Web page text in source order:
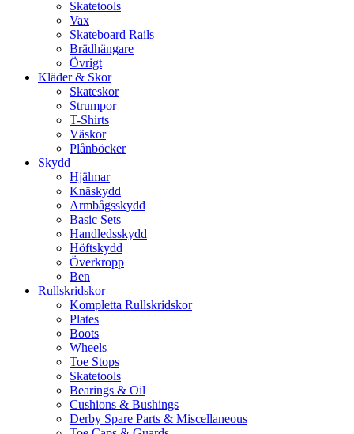
Skatetools
Vax
Skateboard Rails
Brädhängare
Övrigt
Kläder & Skor
Skateskor
Strumpor
T-Shirts
Väskor
Plånböcker
Skydd
Hjälmar
Knäskydd
Armbågsskydd
Basic Sets
Handledsskydd
Höftskydd
Överkropp
Ben
Rullskridskor
Kompletta Rullskridskor
Plates
Boots
Wheels
Toe Stops
Skatetools
Bearings & Oil
Cushions & Bushings
Derby Spare Parts & Miscellaneous